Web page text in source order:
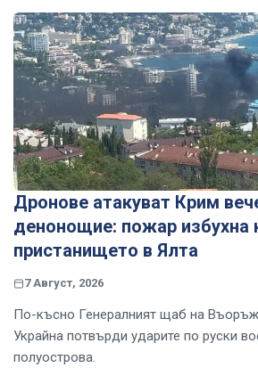
Дронове атакуват Крим
денонощие: пожар избухна
пристанището в Ялта
7 Август, 2026
По-късно Генералният щаб на
Украйна потвърди ударите по руски
полуострова.